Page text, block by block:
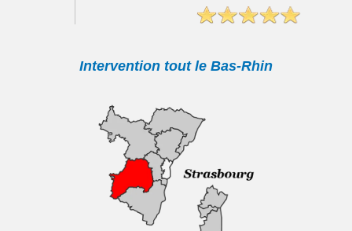
Intervention tout le Bas-Rhin